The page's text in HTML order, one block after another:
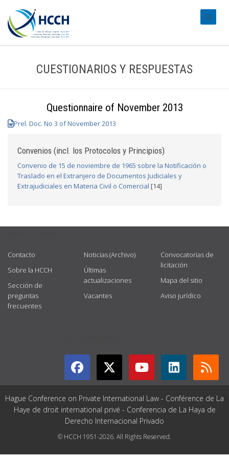
CUESTIONARIOS Y RESPUESTAS
Questionnaire of November 2013
Prel. Doc. No 3 of November 2013
Convenios (incl. los Protocolos y Principios)
Convenio de 15 de noviembre de 1965 sobre la Notificación o
Traslado en el Extranjero de Documentos Judiciales y
Extrajudiciales en Materia Civil o Comercial [14]
Contacto
Sobre la HCCH
Sección de
preguntas
frecuentes
Noticias (Archivo)
Últimas
actualizaciones
Vacantes
Convocatorias de
licitación
Mapa del sitio
Aviso jurídico
Hague Conference on Private International Law - Conférence de La
Haye de droit international privé - Conferencia de La Haya de
Derecho Internacional Privado
© HCCH 1951-2026. All Rights Reserved.